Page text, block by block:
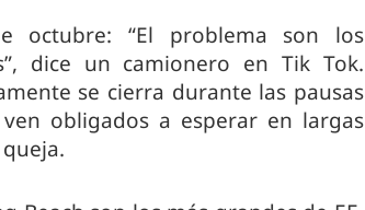
octubre: “El problema son los
dice un camionero en Tik Tok.
se cierra durante las pausas
obligados a esperar en largas
queja.